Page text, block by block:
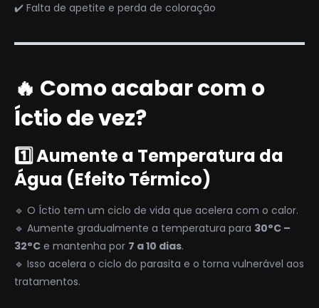
✔️ Falta de apetite e perda de coloração
🔥 Como acabar com o
Íctio de vez?
1️⃣ Aumente a Temperatura da
Água (Efeito Térmico)
🔹 O Íctio tem um ciclo de vida que acelera com o calor.
🔹 Aumente gradualmente a temperatura para 30°C –
32°C e mantenha por 7 a 10 dias.
🔹 Isso acelera o ciclo do parasita e o torna vulnerável aos
tratamentos.